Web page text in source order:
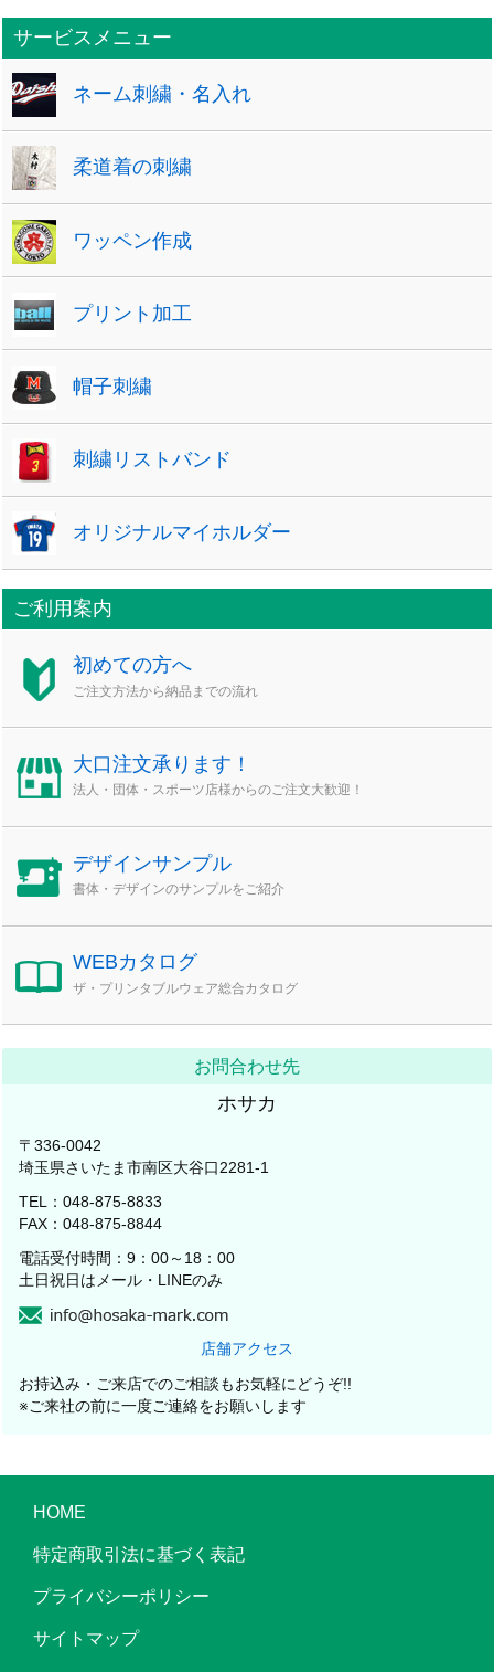
サービスメニュー
ネーム刺繍・名入れ
柔道着の刺繍
ワッペン作成
プリント加工
帽子刺繍
刺繍リストバンド
オリジナルマイホルダー
ご利用案内
初めての方へ
ご注文方法から納品までの流れ
大口注文承ります！
法人・団体・スポーツ店様からのご注文大歓迎！
デザインサンプル
書体・デザインのサンプルをご紹介
WEBカタログ
ザ・プリンタブルウェア総合カタログ
お問合わせ先
ホサカ
〒336-0042
埼玉県さいたま市南区大谷口2281-1
TEL：048-875-8833
FAX：048-875-8844
電話受付時間：9：00～18：00
土日祝日はメール・LINEのみ
店舗アクセス
お持込み・ご来店でのご相談もお気軽にどうぞ!!
※ご来社の前に一度ご連絡をお願いします
HOME
特定商取引法に基づく表記
プライバシーポリシー
サイトマップ